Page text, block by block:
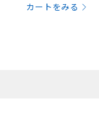
カートをみる